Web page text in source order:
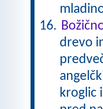
drevo
kroglic